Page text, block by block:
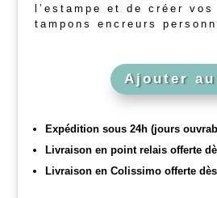
l’estampe et de créer vos
tampons encreurs
Ajouter
Expédition sous 24h (jours
Livraison en point relais offerte
Livraison en Colissimo offerte dès